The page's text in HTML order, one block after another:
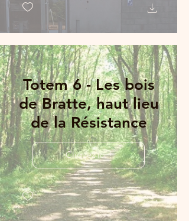
Totem 6 - Les bois
de Bratte, haut lieu
de la Résistance
Cliquez ici !